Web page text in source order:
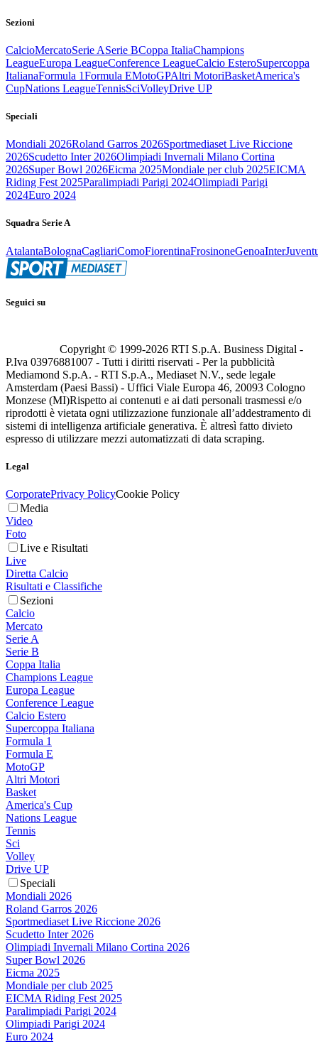
Sezioni
CalcioMercatoSerie ASerie BCoppa ItaliaChampions
LeagueEuropa LeagueConference LeagueCalcio EsteroSupercoppa
ItalianaFormula 1Formula EMotoGPAltri MotoriBasketAmerica's
CupNations LeagueTennisSciVolleyDrive UP
Speciali
Mondiali 2026Roland Garros 2026Sportmediaset Live Riccione
2026Scudetto Inter 2026Olimpiadi Invernali Milano Cortina
2026Super Bowl 2026Eicma 2025Mondiale per club 2025EICMA
Riding Fest 2025Paralimpiadi Parigi 2024Olimpiadi Parigi
2024Euro 2024
Squadra Serie A
AtalantaBolognaCagliariComoFiorentinaFrosinoneGenoaInter
Seguici su
Copyright © 1999-2026 RTI S.p.A. Business Digital -
P.Iva 03976881007 - Tutti i diritti riservati - Per la pubblicità
Mediamond S.p.A. - RTI S.p.A., Mediaset N.V., sede legale
Amsterdam (Paesi Bassi) - Uffici Viale Europa 46, 20093 Cologno
Monzese (MI)Rispetto ai contenuti e ai dati personali trasmessi e/o
riprodotti è vietata ogni utilizzazione funzionale all’addestramento di
sistemi di intelligenza artificiale generativa. È altresì fatto divieto
espresso di utilizzare mezzi automatizzati di data scraping.
Legal
CorporatePrivacy PolicyCookie Policy
Media
Video
Foto
Live e Risultati
Live
Diretta Calcio
Risultati e Classifiche
Sezioni
Calcio
Mercato
Serie A
Serie B
Coppa Italia
Champions League
Europa League
Conference League
Calcio Estero
Supercoppa Italiana
Formula 1
Formula E
MotoGP
Altri Motori
Basket
America's Cup
Nations League
Tennis
Sci
Volley
Drive UP
Speciali
Mondiali 2026
Roland Garros 2026
Sportmediaset Live Riccione 2026
Scudetto Inter 2026
Olimpiadi Invernali Milano Cortina 2026
Super Bowl 2026
Eicma 2025
Mondiale per club 2025
EICMA Riding Fest 2025
Paralimpiadi Parigi 2024
Olimpiadi Parigi 2024
Euro 2024